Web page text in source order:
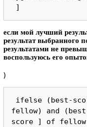
если мой лучший
результат
результатами не
воспользуюсь его
)
fellow) and
score ] of